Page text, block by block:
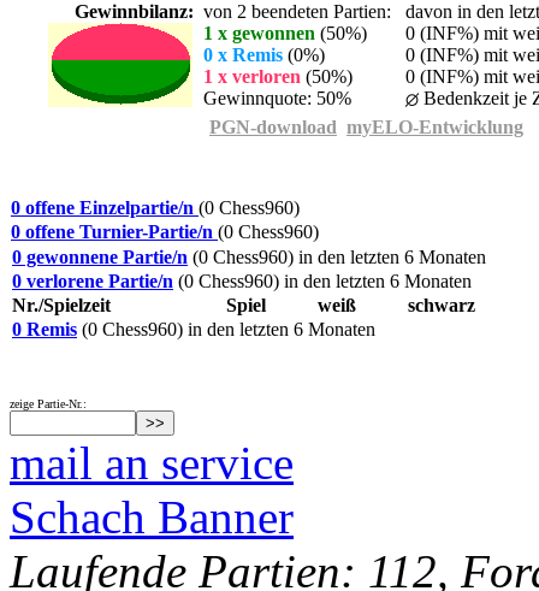
Gewinnbilanz: von 2 beendeten Partien: davon in den
1 x gewonnen (50%)
0 (INF%) mit
0 x Remis (0%)
0 (INF%) mit
1 x verloren (50%)
0 (INF%) mit
Gewinnquote: 50%
Bedenkzeit je
PGN-download myELO-Entwicklung
0 offene Einzelpartie/n (0 Chess960)
0 offene Turnier-Partie/n (0 Chess960)
0 gewonnene Partie/n (0 Chess960) in den letzten 6 Monaten
0 verlorene Partie/n (0 Chess960) in den letzten 6 Monaten
Nr./Spielzeit
Spiel weiß
schwarz
0 Remis (0 Chess960) in den letzten 6 Monaten
zeige Partie-Nr.:
mail an service
Schach Banner
Laufende Partien: 112,